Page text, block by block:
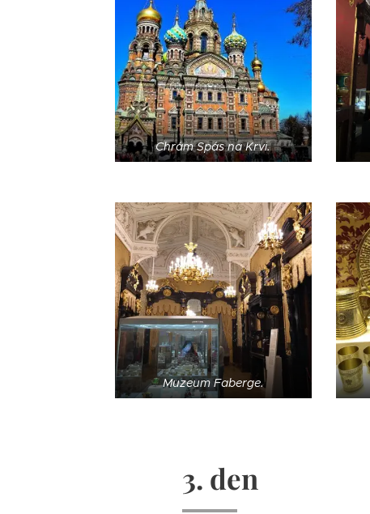
Chrám Spás na Krvi.
Muzeum Faberge.
3. den